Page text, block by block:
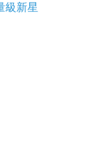
級新星